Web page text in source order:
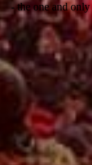
- the one and